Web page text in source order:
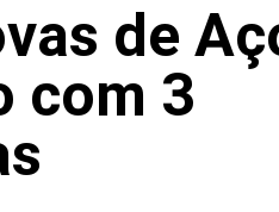
de
com 3